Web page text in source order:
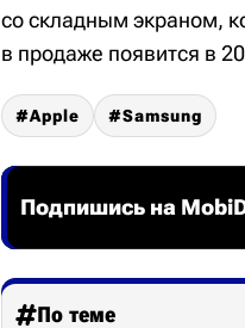
со складным экраном,
в продаже появится в
Apple Samsung
Подпишись на
По теме